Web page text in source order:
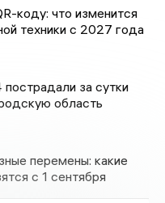
коду: что изменится
техники с 2027 года
пострадали за сутки
область
перемены: какие
с 1 сентября